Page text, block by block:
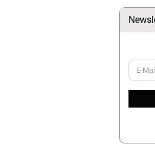
WEITER
ZUR
E-
Mail